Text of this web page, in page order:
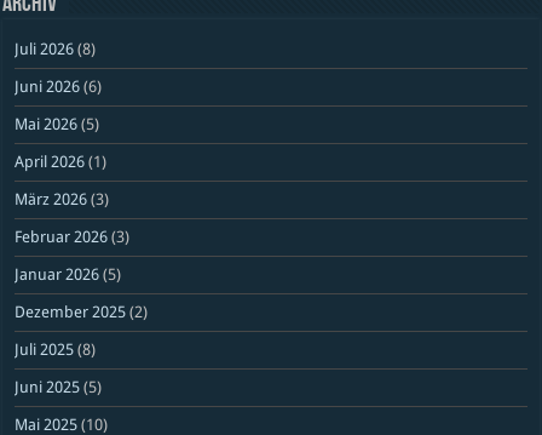
Archiv
Juli 2026 (8)
Juni 2026 (6)
Mai 2026 (5)
April 2026 (1)
März 2026 (3)
Februar 2026 (3)
Januar 2026 (5)
Dezember 2025 (2)
Juli 2025 (8)
Juni 2025 (5)
Mai 2025 (10)